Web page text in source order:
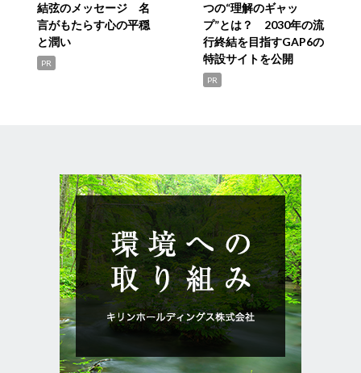
結弦のメッセージ 名
言がもたらす心の平穏
と潤い
PR
つの“理解のギャッ
プ”とは？ 2030年の流
行終結を目指すGAP6の
特設サイトを公開
PR